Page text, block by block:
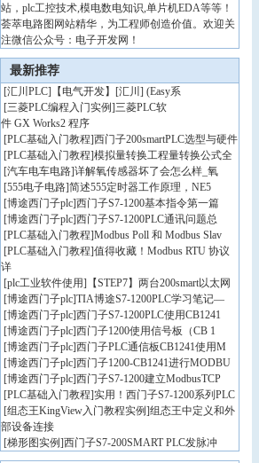
站，plc工控技术,模电数电知识,单片机EDA等等！
荟萃电路图网站精华，为工程师创造价值。欢迎关
注微信公众号：电子开发网！
最新推荐
[汇川PLC] 【电气开发】[汇川] (Easy系
[三菱PLC编程入门实例]三菱PLC软
件 GX Works2 程序
[PLC基础入门教程]西门子200smartPLC选型与硬件
[PLC基础入门教程]模拟量转换工程量转换公式全
[汽车电车电路]详解氧传感器坏了会怎么样_氧
[555电子电路]简述555定时器工作原理，NE5
[博途西门子plc]西门子S7-1200基本指令第一篇
[博途西门子plc]西门子S7-1200PLC通讯问题总
[PLC基础入门教程]Modbus Poll 和 Modbus Slav
[PLC基础入门教程]值得收藏！Modbus RTU 协议
详
[plc工业软件使用] 【STEP7】两台200smart以太网
[博途西门子plc]TIA博途S7-1200PLC学习笔记—
[博途西门子plc]西门子S7-1200PLC使用CB1241
[博途西门子plc]西门子1200使用信号板（CB 1
[博途西门子plc]西门子PLC通信板CB1241使用M
[博途西门子plc]西门子1200-CB1241进行MODBU
[博途西门子plc]西门子S7-1200建立ModbusTCP
[PLC基础入门教程]实用！西门子S7-1200系列PLC
[组态王KingView入门教程实例]组态王中定义和外
部设备连接
[梯形图实例]西门子S7-200SMART PLC发脉冲